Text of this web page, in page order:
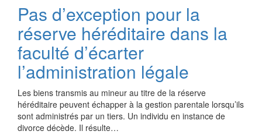
Pas d’exception pour la
réserve héréditaire dans la
faculté d’écarter
l’administration légale
Les biens transmis au mineur au titre de la réserve
héréditaire peuvent échapper à la gestion parentale lorsqu’ils
sont administrés par un tiers. Un individu en instance de
divorce décède. Il résulte…